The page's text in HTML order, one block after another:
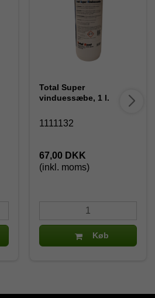
Total Super
vinduessæbe, 1 l.
1111132
67,00 DKK
(inkl. moms)
Køb